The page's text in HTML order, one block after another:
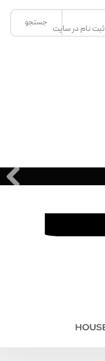
جستجو
ثبت نام در سایت